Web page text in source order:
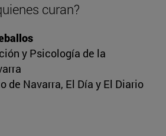
curan?
y Psicología de la
de Navarra, El Día y El Diario